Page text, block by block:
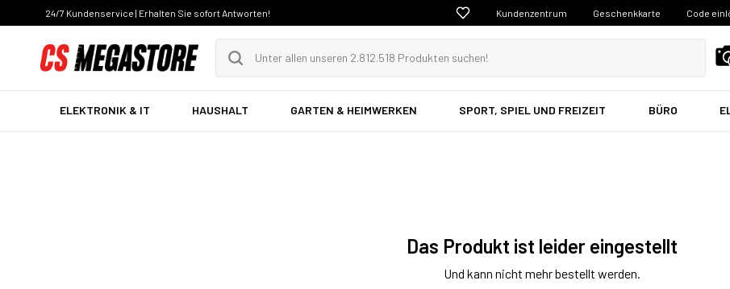
24/7 Kundenservice | Erhalten Sie sofort Antworten! Kundenzentrum Geschenkkarte Code
ELEKTRONIK & IT HAUSHALT GARTEN & HEIMWERKEN SPORT, SPIEL UND FREIZEIT BÜRO
Das Produkt ist leider eingestellt
Und kann nicht mehr bestellt werden.